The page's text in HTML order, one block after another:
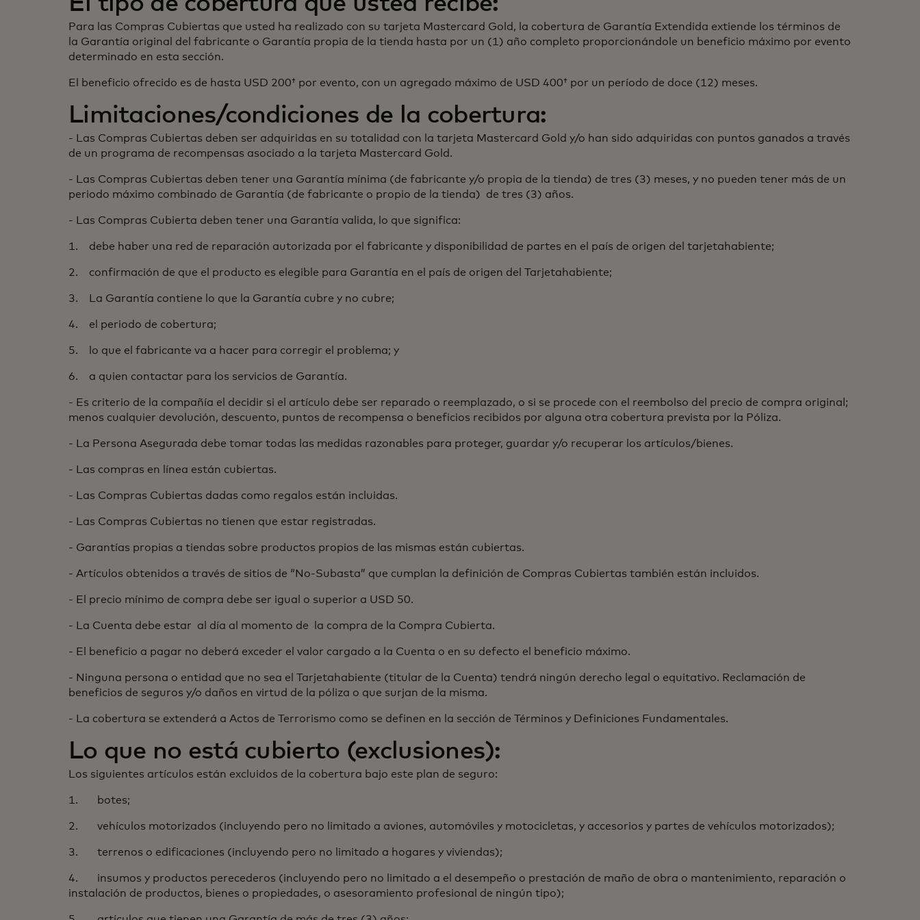
Para las Compras Cubiertas que usted ha realizado con su tarjeta Mastercard Gold, la cobertura de Garantía Extendida extiende los términos de
la Garantía original del fabricante o Garantía propia de la tienda hasta por un (1) año completo proporcionándole un beneficio máximo por evento
determinado en esta sección.
El beneficio ofrecido es de hasta USD 200† por evento, con un agregado máximo de USD 400† por un período de doce (12) meses.
Limitaciones/condiciones de la cobertura:
- Las Compras Cubiertas deben ser adquiridas en su totalidad con la tarjeta Mastercard Gold y/o han sido adquiridas con puntos ganados a través
de un programa de recompensas asociado a la tarjeta Mastercard Gold.
- Las Compras Cubiertas deben tener una Garantía mínima (de fabricante y/o propia de la tienda) de tres (3) meses, y no pueden tener más de un
periodo máximo combinado de Garantía (de fabricante o propio de la tienda) de tres (3) años.
- Las Compras Cubierta deben tener una Garantía valida, lo que significa:
1. debe haber una red de reparación autorizada por el fabricante y disponibilidad de partes en el país de origen del tarjetahabiente;
2. confirmación de que el producto es elegible para Garantía en el país de origen del Tarjetahabiente;
3. La Garantía contiene lo que la Garantía cubre y no cubre;
4. el periodo de cobertura;
5. lo que el fabricante va a hacer para corregir el problema; y
6. a quien contactar para los servicios de Garantía.
- Es criterio de la compañía el decidir si el artículo debe ser reparado o reemplazado, o si se procede con el reembolso del precio de compra original;
menos cualquier devolución, descuento, puntos de recompensa o beneficios recibidos por alguna otra cobertura prevista por la Póliza.
- La Persona Asegurada debe tomar todas las medidas razonables para proteger, guardar y/o recuperar los artículos/bienes.
- Las compras en línea están cubiertas.
- Las Compras Cubiertas dadas como regalos están incluidas.
- Las Compras Cubiertas no tienen que estar registradas.
- Garantías propias a tiendas sobre productos propios de las mismas están cubiertas.
- Artículos obtenidos a través de sitios de “No-Subasta” que cumplan la definición de Compras Cubiertas también están incluidos.
- El precio mínimo de compra debe ser igual o superior a USD 50.
- La Cuenta debe estar al día al momento de la compra de la Compra Cubierta.
- El beneficio a pagar no deberá exceder el valor cargado a la Cuenta o en su defecto el beneficio máximo.
- Ninguna persona o entidad que no sea el Tarjetahabiente (titular de la Cuenta) tendrá ningún derecho legal o equitativo. Reclamación de
beneficios de seguros y/o daños en virtud de la póliza o que surjan de la misma.
- La cobertura se extenderá a Actos de Terrorismo como se definen en la sección de Términos y Definiciones Fundamentales.
Lo que no está cubierto (exclusiones):
Los siguientes artículos están excluidos de la cobertura bajo este plan de seguro:
1. botes;
2. vehículos motorizados (incluyendo pero no limitado a aviones, automóviles y motocicletas, y accesorios y partes de vehículos motorizados);
3. terrenos o edificaciones (incluyendo pero no limitado a hogares y viviendas);
4. insumos y productos perecederos (incluyendo pero no limitado a el desempeño o prestación de maño de obra o mantenimiento, reparación o
instalación de productos, bienes o propiedades, o asesoramiento profesional de ningún tipo);